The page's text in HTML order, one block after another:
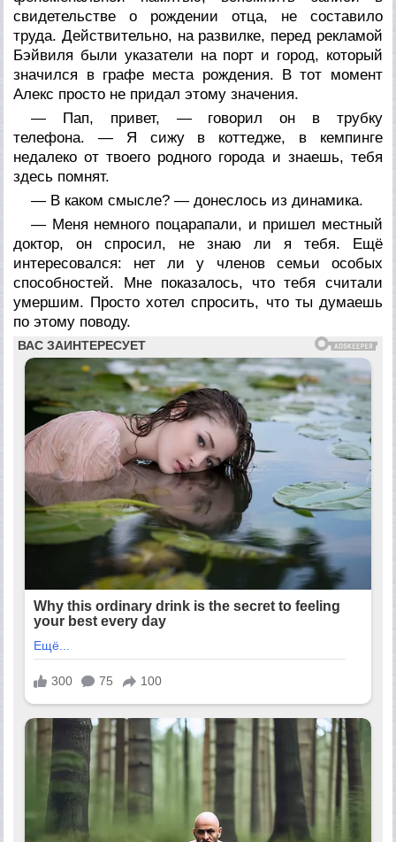
свидетельстве о рождении отца, не составило
труда. Действительно, на развилке, перед рекламой
Бэйвиля были указатели на порт и город, который
значился в графе места рождения. В тот момент
Алекс просто не придал этому значения.
— Пап, привет, — говорил он в трубку
телефона. — Я сижу в коттедже, в кемпинге
недалеко от твоего родного города и знаешь, тебя
здесь помнят.
— В каком смысле? — донеслось из динамика.
— Меня немного поцарапали, и пришел местный
доктор, он спросил, не знаю ли я тебя. Ещё
интересовался: нет ли у членов семьи особых
способностей. Мне показалось, что тебя считали
умершим. Просто хотел спросить, что ты думаешь
по этому поводу.